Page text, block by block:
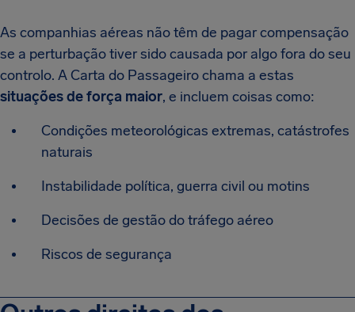
As companhias aéreas não têm de pagar compensação
se a perturbação tiver sido causada por algo fora do seu
controlo. A Carta do Passageiro chama a estas
situações de força maior, e incluem coisas como:
Condições meteorológicas extremas, catástrofes
naturais
Instabilidade política, guerra civil ou motins
Decisões de gestão do tráfego aéreo
Riscos de segurança